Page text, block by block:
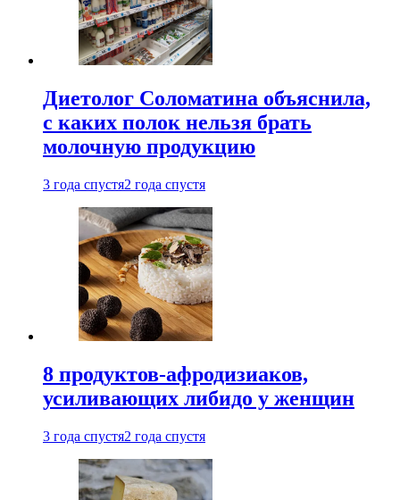
Диетолог Соломатина объяснила,
с каких полок нельзя брать
молочную продукцию
3 года спустя2 года спустя
8 продуктов-афродизиаков,
усиливающих либидо у женщин
3 года спустя2 года спустя